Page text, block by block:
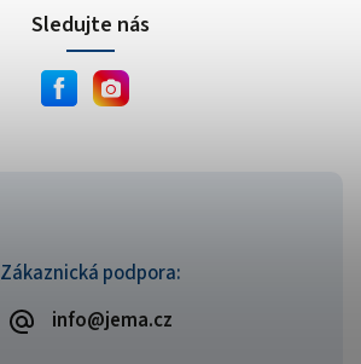
Zákaznická podpora:
info@jema.cz
Sledujte nás